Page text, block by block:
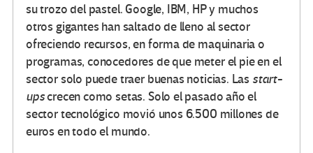
su trozo del pastel. Google, IBM, HP y muchos
otros gigantes han saltado de lleno al sector
ofreciendo recursos, en forma de maquinaria o
programas, conocedores de que meter el pie en el
sector solo puede traer buenas noticias. Las start-
upscrecen como setas. Solo el pasado año el
sector tecnológico movió unos 6.500 millones de
euros en todo el mundo.